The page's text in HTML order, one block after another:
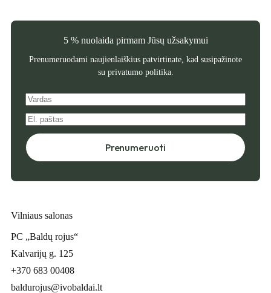
5 % nuolaida pirmam Jūsų užsakymui
Prenumeruodami naujienlaiškius patvirtinate, kad susipažinote
su privatumo politika.
Prenumeruoti
Vilniaus salonas
PC „Baldų rojus“
Kalvarijų g. 125
+370 683 00408
baldurojus@ivobaldai.lt